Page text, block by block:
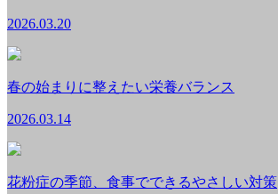
2026.03.20
春の始まりに整えたい栄養バランス
2026.03.14
花粉症の季節、食事でできるやさしい対策